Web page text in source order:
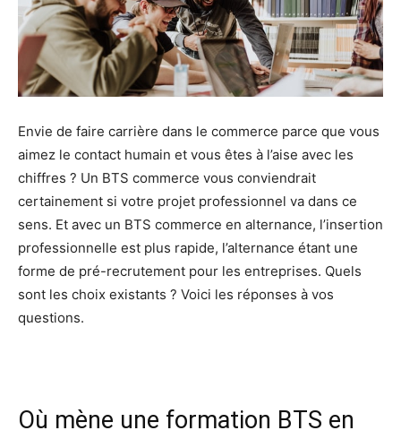
Envie de faire carrière dans le commerce parce que vous
aimez le contact humain et vous êtes à l’aise avec les
chiffres ? Un BTS commerce vous conviendrait
certainement si votre projet professionnel va dans ce
sens. Et avec un BTS commerce en alternance, l’insertion
professionnelle est plus rapide, l’alternance étant une
forme de pré-recrutement pour les entreprises. Quels
sont les choix existants ? Voici les réponses à vos
questions.
Où mène une formation BTS en